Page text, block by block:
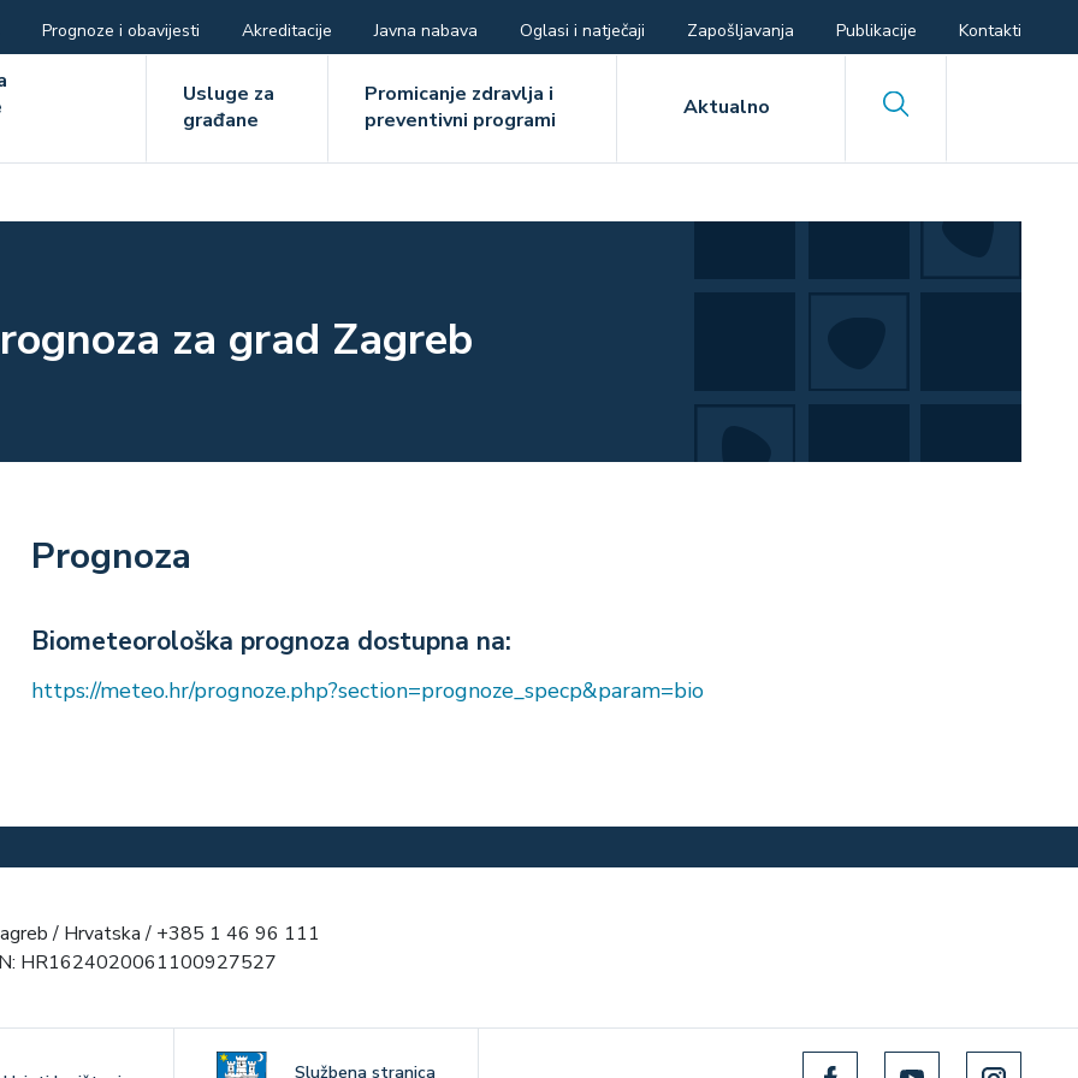
Prognoze i obavijesti Akreditacije Javna nabava Oglasi i natječaji Zapošljavanja Publikacije Kontakti
Usluge za
građane
Promicanje zdravlja i
preventivni programi
Aktualno Search
za grad Zagreb
Prognoza
Biometeorološka prognoza dostupna na:
https://meteo.hr/prognoze.php?section=prognoze_specp&param=bio
/ Hrvatska / +385 1 46 96 111
HR1624020061100927527
Službena stranica